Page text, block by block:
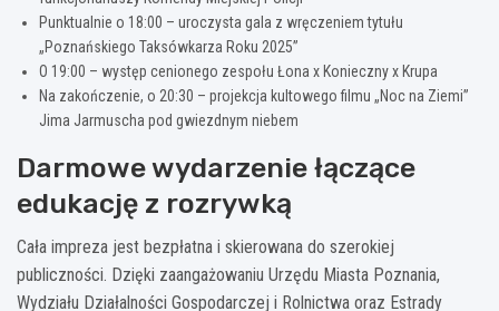
Punktualnie o 18:00 – uroczysta gala z wręczeniem tytułu
„Poznańskiego Taksówkarza Roku 2025”
O 19:00 – występ cenionego zespołu Łona x Konieczny x Krupa
Na zakończenie, o 20:30 – projekcja kultowego filmu „Noc na Ziemi”
Jima Jarmuscha pod gwiezdnym niebem
Darmowe wydarzenie łączące
edukację z rozrywką
Cała impreza jest bezpłatna i skierowana do szerokiej
publiczności. Dzięki zaangażowaniu Urzędu Miasta Poznania,
Wydziału Działalności Gospodarczej i Rolnictwa oraz Estrady